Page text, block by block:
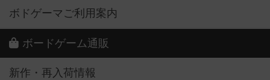
ボドゲーマご利用案内
ボードゲーム通販
新作・再入荷情報